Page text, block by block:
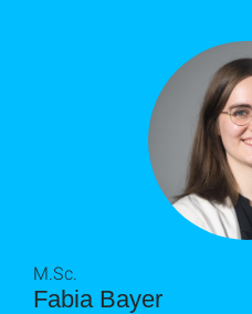
Fabia Bayer
M.Sc.